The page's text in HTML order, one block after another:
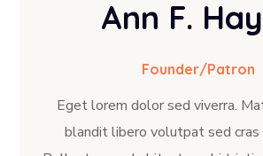
Ann F.
Founder/Patron
Eget lorem dolor sed viverra.
blandit libero volutpat sed cras